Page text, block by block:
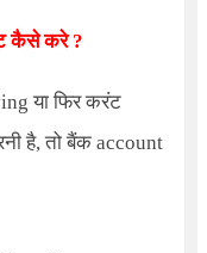
कैसे करे ?
या फिर करंट
है, तो बैंक account